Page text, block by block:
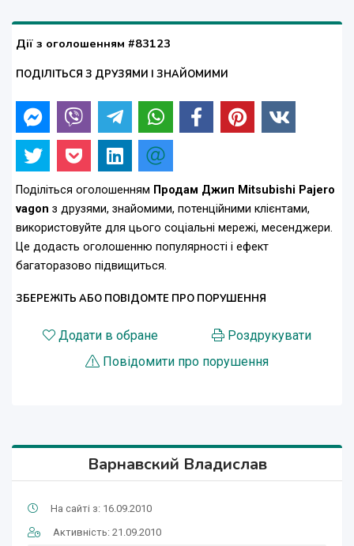
Дії з оголошенням #83123
ПОДІЛІТЬСЯ З ДРУЗЯМИ І ЗНАЙОМИМИ
Поділіться оголошенням Продам Джип Mitsubishi Pajero
vagon з друзями, знайомими, потенційними клієнтами,
використовуйте для цього соціальні мережі, месенджери.
Це додасть оголошенню популярності і ефект
багаторазово підвищиться.
ЗБЕРЕЖІТЬ АБО ПОВІДОМТЕ ПРО ПОРУШЕННЯ
Додати в обране
Роздрукувати
Повідомити про порушення
Варнавский Владислав
На сайті з: 16.09.2010
Активність: 21.09.2010